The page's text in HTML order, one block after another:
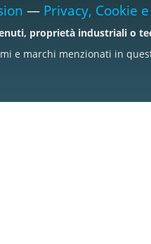
— Privacy, Cookie
proprietà industriali o
e marchi menzionati in